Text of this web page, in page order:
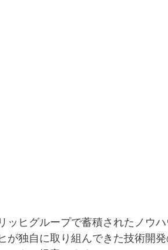
ッヒグループで蓄積されたノウハ
が独自に取り組んできた技術開